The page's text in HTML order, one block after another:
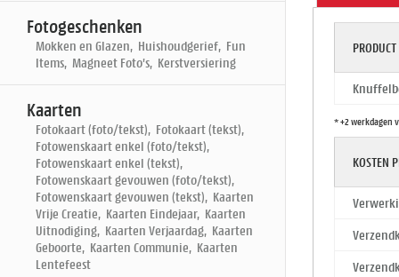
Fotogeschenken
Mokken en Glazen, Huishoudgerief, Fun
Items, Magneet Foto's, Kerstversiering
Kaarten
Fotokaart (foto/tekst), Fotokaart (tekst),
Fotowenskaart enkel (foto/tekst),
Fotowenskaart enkel (tekst),
Fotowenskaart gevouwen (foto/tekst),
Fotowenskaart gevouwen (tekst), Kaarten
Vrije Creatie, Kaarten Eindejaar, Kaarten
Uitnodiging, Kaarten Verjaardag, Kaarten
Geboorte, Kaarten Communie, Kaarten
Lentefeest
PRODUCT
* +2 werkdagen
KOSTEN